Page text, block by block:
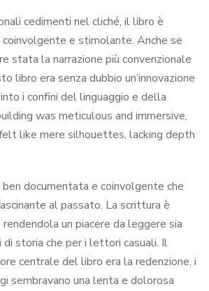
cedimenti nel cliché, il libro è
e stimolante. Anche se
stata la narrazione più convenzionale
libro era senza dubbio un’innovazione
i confini del linguaggio e della
was meticulous and immersive,
like mere silhouettes, lacking depth
documentata e coinvolgente che
al passato. La scrittura è
rendendola un piacere da leggere sia
storia che per i lettori casuali. Il
centrale del libro era la redenzione, i
sembravano una lenta e dolorosa